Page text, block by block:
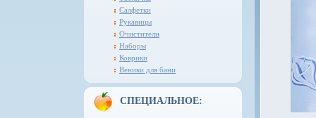
Салфетки
Рукавицы
Очистители
Наборы
Коврики
Веники для бани
СПЕЦИАЛЬНОЕ: